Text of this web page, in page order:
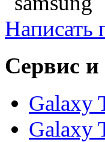
Написать
Сервис
Galaxy
Galaxy